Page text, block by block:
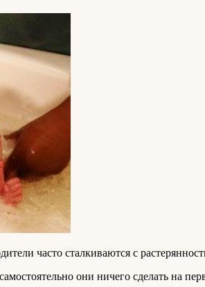
часто сталкиваются с
они ничего сделать на